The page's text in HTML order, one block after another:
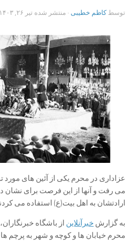
توسطکاظم خطیبی · منتشر شده تیر ۲۶, ۱۴۰۳
عزاداری در محرم یکی از آئین های مورد
می رفت و آنها از این فرصت برای نشان
ارادتشان به اهل بیت(ع) استفاده می
به گزارش خبرآنلاین از باشگاه
محرم خیابان ها و کوچه و شهر به پرچم